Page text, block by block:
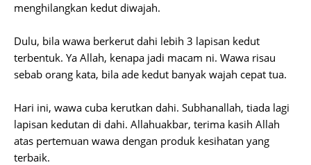
menghilangkan kedut diwajah.
Dulu, bila wawa berkerut dahi lebih 3 lapisan kedut
terbentuk. Ya Allah, kenapa jadi macam ni. Wawa risau
sebab orang kata, bila ade kedut banyak wajah cepat tua.
Hari ini, wawa cuba kerutkan dahi. Subhanallah, tiada lagi
lapisan kedutan di dahi. Allahuakbar, terima kasih Allah
atas pertemuan wawa dengan produk kesihatan yang
terbaik.